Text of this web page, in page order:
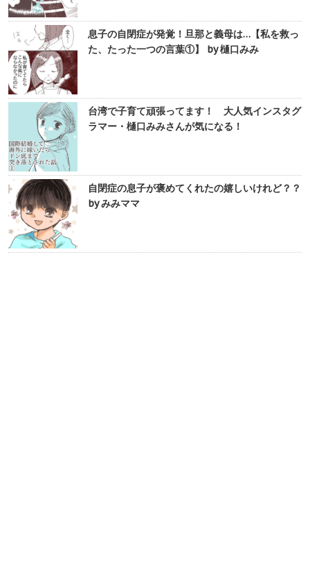
息子の自閉症が発覚！旦那と義母は…【私を救っ
た、たった一つの言葉①】 by 樋口みみ
台湾で子育て頑張ってます！ 大人気インスタグ
ラマー・樋口みみさんが気になる！
自閉症の息子が褒めてくれたの嬉しいけれど？？
by みみママ